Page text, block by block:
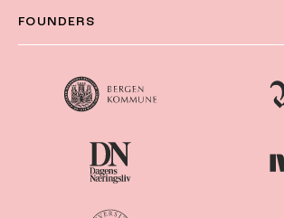
FOUNDERS